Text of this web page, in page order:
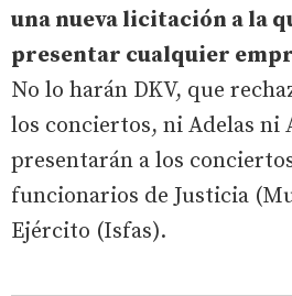
una nueva licitación a la
presentar cualquier
No lo harán DKV, que
los conciertos, ni Adelas ni
presentarán a los
funcionarios de Justicia
Ejército (Isfas).